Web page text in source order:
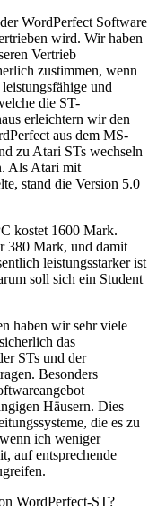
WordPerfect Software
wird. Wir haben
Vertrieb
zustimmen, wenn
und
die ST-
erleichtern wir den
aus dem MS-
zu Atari STs wechseln
Als Atari mit
stand die Version 5.0
kostet 1600 Mark.
380 Mark, und damit
leistungsstarker ist
soll sich ein Student
haben wir sehr viele
das
STs und der
Besonders
Häusern. Dies
die es zu
ich weniger
auf entsprechende
WordPerfect-ST?